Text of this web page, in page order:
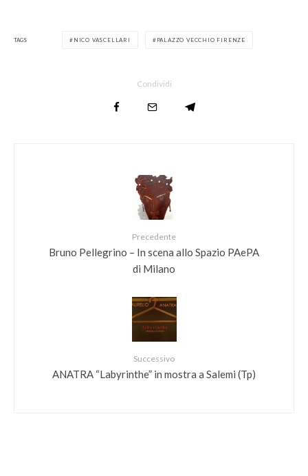
TAGS NICO VASCELLARI PALAZZO VECCHIO FIRENZE
Condividi
Precedente
Bruno Pellegrino – In scena allo Spazio PAePA
di Milano
Successivo
ANATRA “Labyrinthe” in mostra a Salemi (Tp)